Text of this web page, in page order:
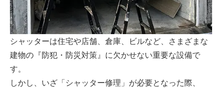
シャッターは住宅や店舗、倉庫、ビルなど、さまざまな
建物の『防犯・防災対策』に欠かせない重要な設備で
す。
しかし、いざ「シャッター修理」が必要となった際、